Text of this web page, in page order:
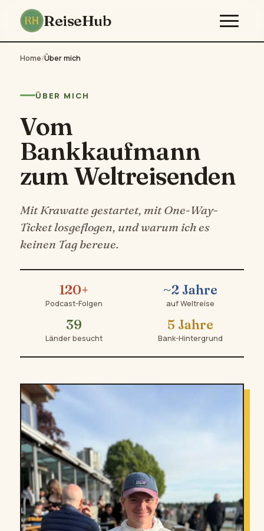
ReiseHub
Home/Über mich
ÜBER MICH
Vom
Bankkaufmann
zum Weltreisenden
Mit Krawatte gestartet, mit One-Way-
Ticket losgeflogen, und warum ich es
keinen Tag bereue.
120+
Podcast-Folgen
~2 Jahre
auf Weltreise
39
Länder besucht
5 Jahre
Bank-Hintergrund